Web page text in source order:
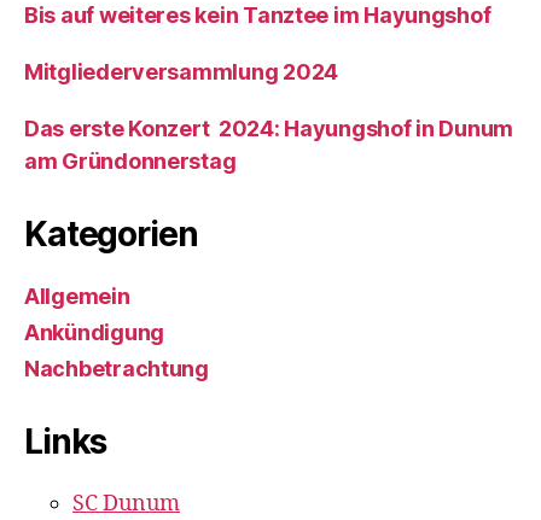
Bis auf weiteres kein Tanztee im Hayungshof
Mitgliederversammlung 2024
Das erste Konzert 2024: Hayungshof in Dunum
am Gründonnerstag
Kategorien
Allgemein
Ankündigung
Nachbetrachtung
Links
SC Dunum